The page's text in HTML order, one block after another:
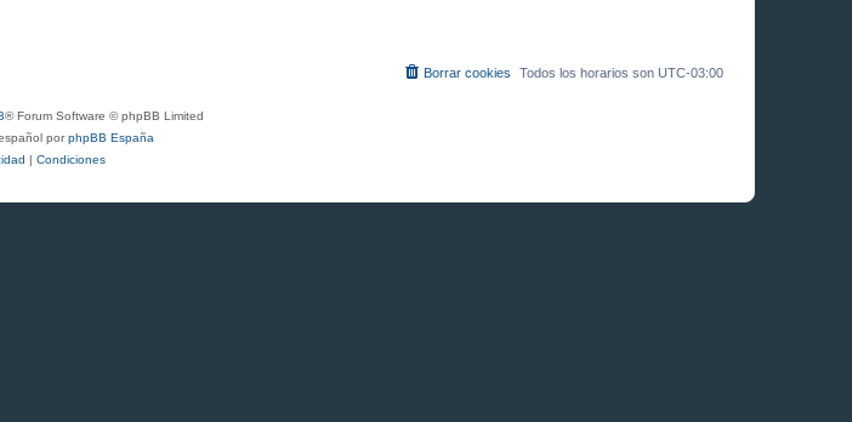
Todos los horarios son UTC-03:00
Borrar cookies
® Forum Software © phpBB Limited
porphpBB España
| Condiciones